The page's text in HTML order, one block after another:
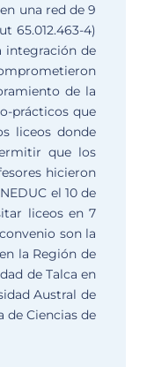
una red de 9
65.012.463-4)
integración de
de la
prácticos que
liceos donde
que los
hicieron
el 10 de
liceos en 7
son la
la Región de
de Talca en
Austral de
de Ciencias de